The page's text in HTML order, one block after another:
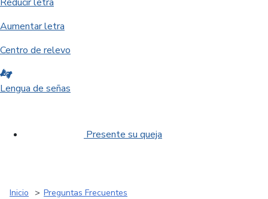
Aumentar letra
Centro de relevo
Lengua de señas
Presente su queja
Inicio
Preguntas Frecuentes